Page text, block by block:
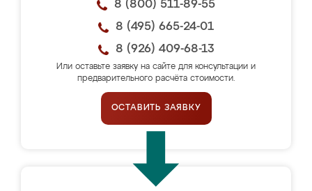
8 (800) 511-89-55
8 (495) 665-24-01
8 (926) 409-68-13
Или оставьте заявку на сайте для консультации и
предварительного расчёта стоимости.
ОСТАВИТЬ ЗАЯВКУ